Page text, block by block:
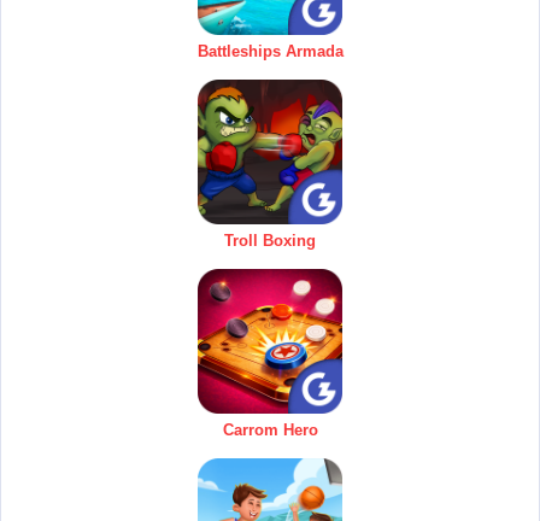
Battleships Armada
Troll Boxing
Carrom Hero